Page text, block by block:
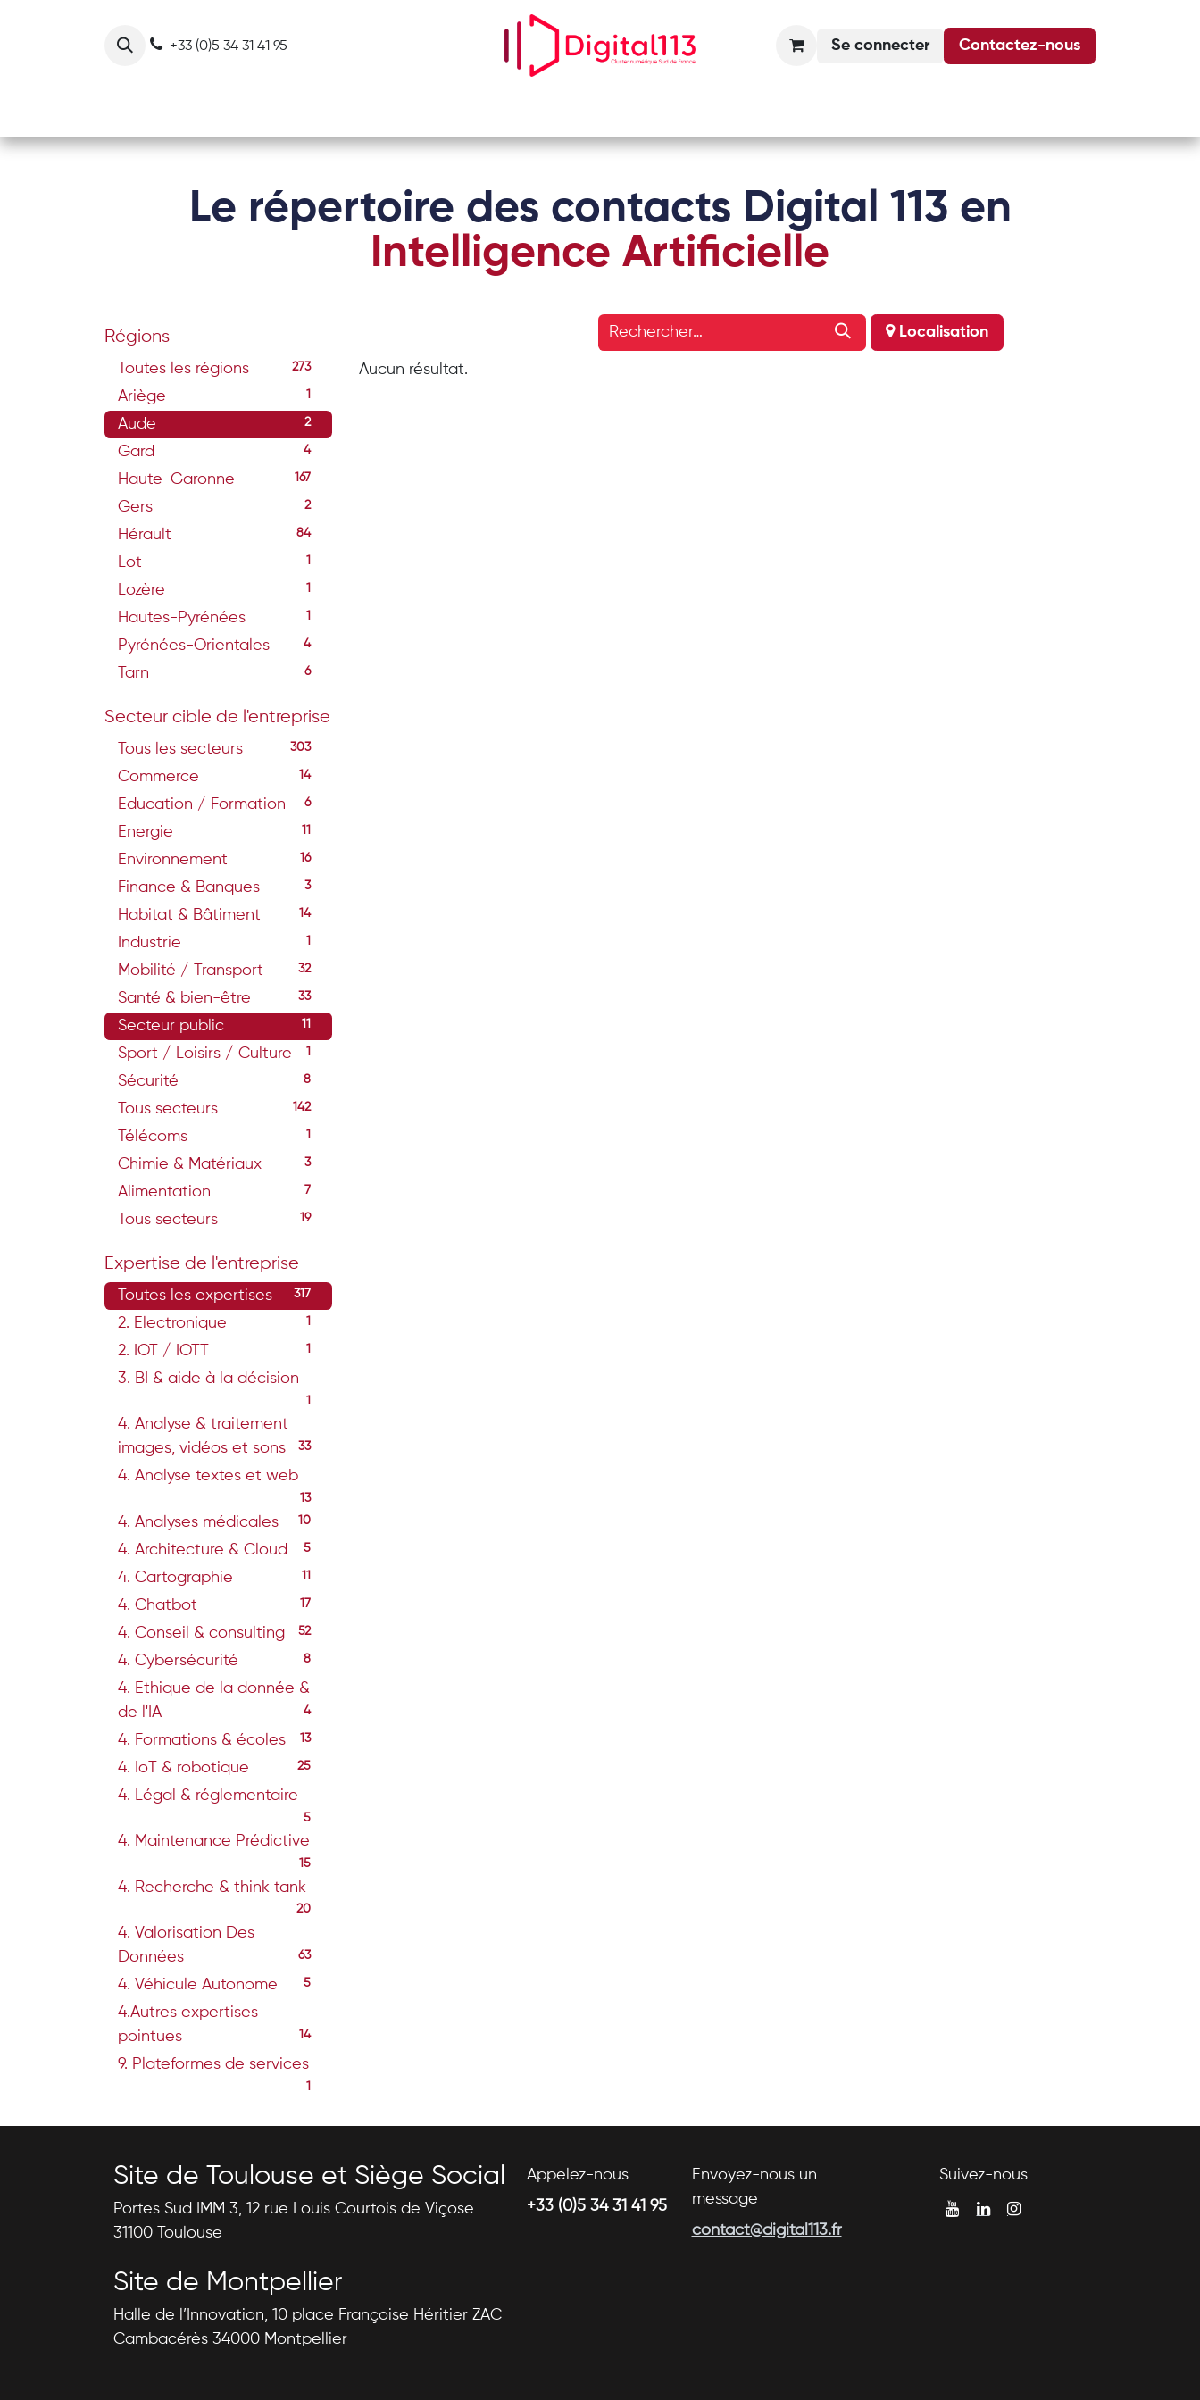
+33 (0)5 34 31 41 95 Se connecter Contactez-nous
Le répertoire des contacts Digital 113 en
Intelligence Artificielle
Régions
Toutes les régions 273
Ariège 1
Aude 2
Gard 4
Haute-Garonne 167
Gers 2
Hérault 84
Lot 1
Lozère 1
Hautes-Pyrénées 1
Pyrénées-Orientales 4
Tarn 6
Secteur cible de l'entreprise
Tous les secteurs 303
Commerce 14
Education / Formation 6
Energie 11
Environnement 16
Finance & Banques 3
Habitat & Bâtiment 14
Industrie 1
Mobilité / Transport 32
Santé & bien-être 33
Secteur public 11
Sport / Loisirs / Culture 1
Sécurité 8
Tous secteurs 142
Télécoms 1
Chimie & Matériaux 3
Alimentation 7
Tous secteurs 19
Expertise de l'entreprise
Toutes les expertises 317
2. Electronique 1
2. IOT / IOTT 1
3. BI & aide à la décision
1
4. Analyse & traitement
images, vidéos et sons
33
4. Analyse textes et web
13
4. Analyses médicales 10
4. Architecture & Cloud 5
4. Cartographie 11
4. Chatbot 17
4. Conseil & consulting 52
4. Cybersécurité 8
4. Ethique de la donnée &
de l'IA
4
4. Formations & écoles 13
4. IoT & robotique 25
4. Légal & réglementaire
5
4. Maintenance Prédictive
15
4. Recherche & think tank
20
4. Valorisation Des
Données
63
4. Véhicule Autonome 5
4.Autres expertises
pointues
14
9. Plateformes de services
1
Localisation
Aucun résultat.
Site de Toulouse et Siège Social
Portes Sud IMM 3, 12 rue Louis Courtois de Viçose
31100 Toulouse
Site de Montpellier
Halle de l’Innovation, 10 place Françoise Héritier ZAC
Cambacérès 34000 Montpellier
Appelez-nous
+33 (0)5 34 31 41 95
Envoyez-nous un
message
contact@digital113.fr
Suivez-nous